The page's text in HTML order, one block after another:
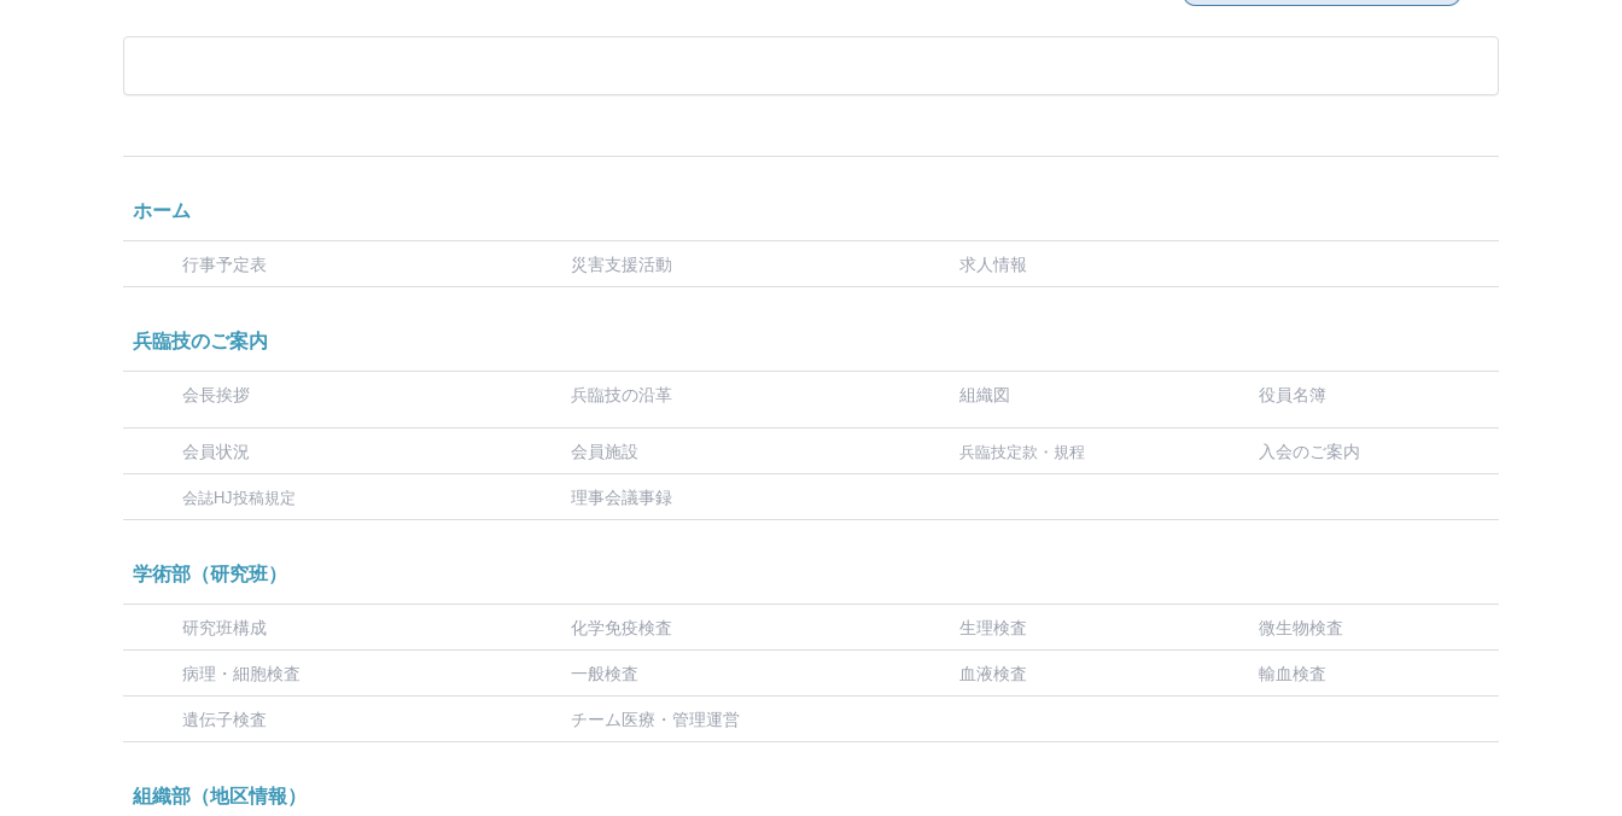
ホーム
行事予定表 災害支援活動 求人情報
兵臨技のご案内
会長挨拶 兵臨技の沿革 組織図 役員名簿
会員状況 会員施設 兵臨技定款・規程 入会のご案内
会誌HJ投稿規定 理事会議事録
学術部（研究班）
研究班構成 化学免疫検査 生理検査
微生物検査
病理・細胞検査
一般検査 血液検査
輸血検査
遺伝子検査
チーム医療・管理運営
組織部（地区情報）